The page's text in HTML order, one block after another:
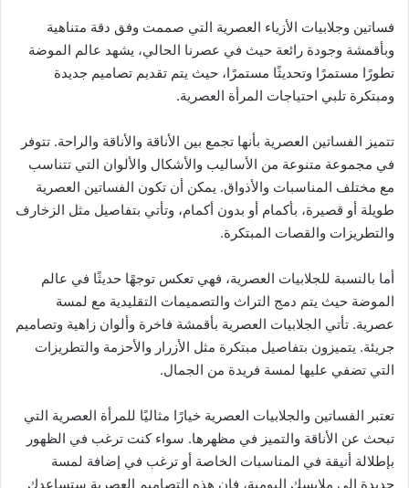
فساتين وجلابيات الأزياء العصرية التي صممت وفق دقة متناهية
وبأقمشة وجودة رائعة حيث في عصرنا الحالي، يشهد عالم الموضة
تطورًا مستمرًا وتحديثًا مستمرًا، حيث يتم تقديم تصاميم جديدة
ومبتكرة تلبي احتياجات المرأة العصرية.
تتميز الفساتين العصرية بأنها تجمع بين الأناقة والأناقة والراحة. تتوفر
في مجموعة متنوعة من الأساليب والأشكال والألوان التي تتناسب
مع مختلف المناسبات والأذواق. يمكن أن تكون الفساتين العصرية
طويلة أو قصيرة، بأكمام أو بدون أكمام، وتأتي بتفاصيل مثل الزخارف
والتطريزات والقصات المبتكرة.
أما بالنسبة للجلابيات العصرية، فهي تعكس توجهًا حديثًا في عالم
الموضة حيث يتم دمج التراث والتصميمات التقليدية مع لمسة
عصرية. تأتي الجلابيات العصرية بأقمشة فاخرة وألوان زاهية وتصاميم
جريئة. يتميزون بتفاصيل مبتكرة مثل الأزرار والأحزمة والتطريزات
التي تضفي عليها لمسة فريدة من الجمال.
تعتبر الفساتين والجلابيات العصرية خيارًا مثاليًا للمرأة العصرية التي
تبحث عن الأناقة والتميز في مظهرها. سواء كنت ترغب في الظهور
بإطلالة أنيقة في المناسبات الخاصة أو ترغب في إضافة لمسة
جديدة إلى ملابسك اليومية، فإن هذه التصاميم العصرية ستساعدك